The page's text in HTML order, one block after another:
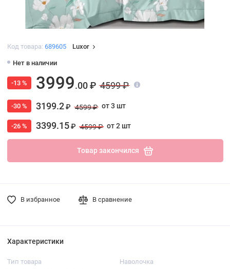
Код товара: 689605 Luxor
Нет в наличии
-13 % 3999.00 ₽ 4599 ₽
-30 % 3199.2₽ 4599 ₽ от 3 шт
-26 % 3399.15₽ 4599 ₽ от 2 шт
Товар закончился
В избранное В сравнение
Характеристики
Тип товара Наволочка